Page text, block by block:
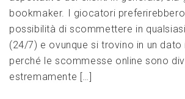
bookmaker. I giocatori
possibilità di scommettere in
(24/7) e ovunque si trovino in un
perché le scommesse online sono
estremamente […]